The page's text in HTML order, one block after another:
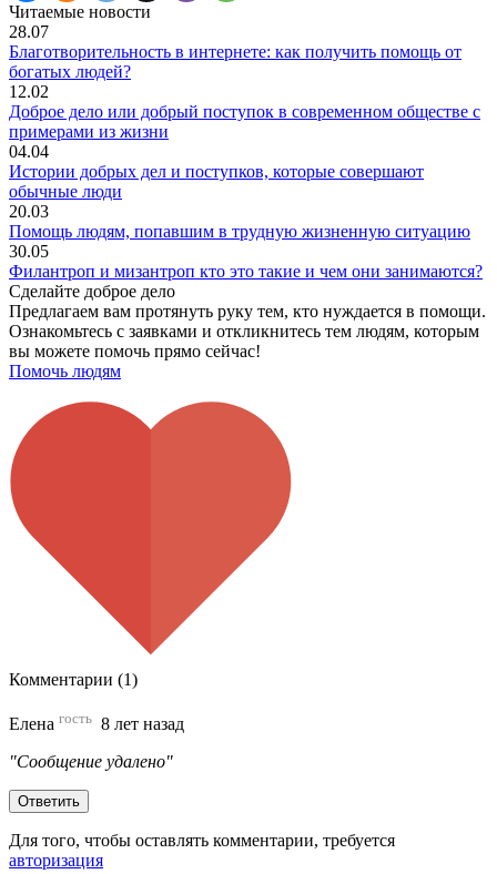
Читаемые новости
28.07
Благотворительность в интернете: как получить помощь от
богатых людей?
12.02
Доброе дело или добрый поступок в современном обществе с
примерами из жизни
04.04
Истории добрых дел и поступков, которые совершают
обычные люди
20.03
Помощь людям, попавшим в трудную жизненную ситуацию
30.05
Филантроп и мизантроп кто это такие и чем они занимаются?
Сделайте доброе дело
Предлагаем вам протянуть руку тем, кто нуждается в помощи.
Ознакомьтесь с заявками и откликнитесь тем людям, которым
вы можете помочь прямо сейчас!
Помочь людям
Комментарии (1)
Елена гость 8 лет назад
"Сообщение удалено"
Ответить
Для того, чтобы оставлять комментарии, требуется
авторизация